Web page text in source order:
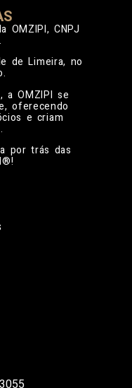
OMZIPI, CNPJ
de Limeira, no
a OMZIPI se
oferecendo
e criam
por trás das